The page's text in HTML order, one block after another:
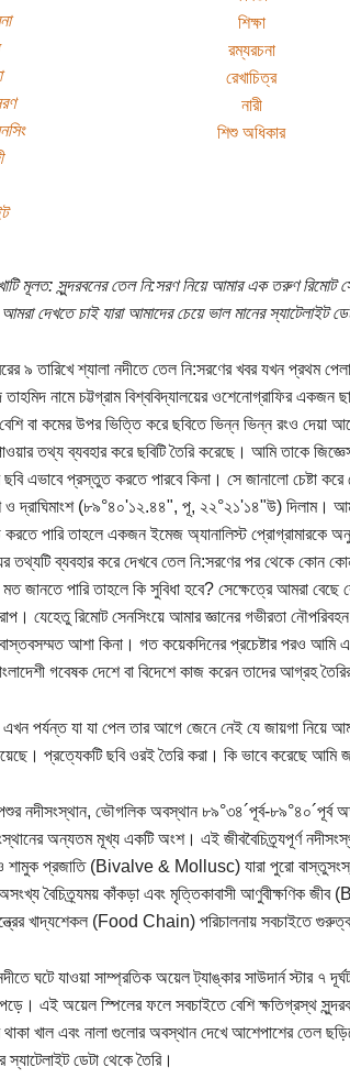
শিক্ষা
রম্যরচনা
রেখাচিত্র
নারী
শিশু অধিকার
মূলত: সুন্দরবনের তেল নি:সরণ নিয়ে আমার এক তরুণ রিমোট
আমরা দেখতে চাই যারা আমাদের চেয়ে ভাল মানের স্যাটেলাইট
৯ তারিখে শ্যালা নদীতে তেল নি:সরণের খবর যখন প্রথম
নামে চট্টগ্রাম বিশ্ববিদ্যালয়ের ওশেনোগ্রাফির একজন
বা কমের উপর ভিত্তি করে ছবিতে ভিন্ন ভিন্ন রংও দেয়া
তথ্য ব্যবহার করে ছবিটি তৈরি করেছে। আমি তাকে
ছবি এভাবে প্রস্তুত করতে পারবে কিনা। সে জানালো চেষ্টা
ও দ্রাঘিমাংশ (৮৯°৪০'১২.৪৪", পূ, ২২°২১'১৪"উ) দিলাম।
পারি তাহলে একজন ইমেজ অ্যানালিস্ট প্রোগ্রামারকে
তথ্যটি ব্যবহার করে দেখবে তেল নি:সরণের পর থেকে কোন
মত জানতে পারি তাহলে কি সুবিধা হবে? সেক্ষেত্রে আমরা
যেহেতু রিমোট সেনসিংয়ে আমার জ্ঞানের গভীরতা
আশা কিনা। গত কয়েকদিনের প্রচেষ্টার পরও আমি
গবেষক দেশে বা বিদেশে কাজ করেন তাদের আগ্রহ
এখন পর্যন্ত যা যা পেল তার আগে জেনে নেই যে জায়গা নিয়ে
প্রত্যেকটি ছবি ওরই তৈরি করা। কি ভাবে করেছে আমি
নদীসংস্থান, ভৌগলিক অবস্থান ৮৯°৩৪´পূর্ব-৮৯°৪০´পূর্ব
অন্যতম মূখ্য একটি অংশ। এই জীববৈচিত্র্যপূর্ণ
শামুক প্রজাতি (Bivalve & Mollusc) যারা পুরো
বৈচিত্র্যময় কাঁকড়া এবং মৃত্তিকাবাসী আণুবীক্ষণিক
খাদ্যশেকল (Food Chain) পরিচালনায় সবচাইতে
ঘটে যাওয়া সাম্প্রতিক অয়েল ট্যাঙ্কার সাউদার্ন স্টার ৭
এই অয়েল স্পিলের ফলে সবচাইতে বেশি ক্ষতিগ্রস্থ
থাকা খাল এবং নালা গুলোর অবস্থান দেখে আশেপাশের তেল
স্যাটেলাইট ডেটা থেকে তৈরি।